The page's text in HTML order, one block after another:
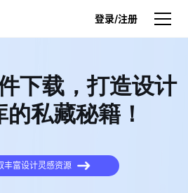
登录/注册
下载，打造设计
私藏秘籍！
丰富设计灵感资源